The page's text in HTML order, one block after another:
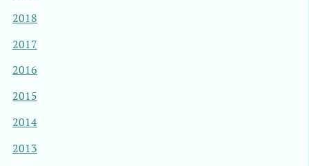
2018
2017
2016
2015
2014
2013